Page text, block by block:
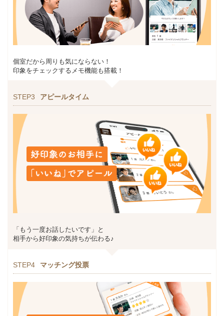
個室だから周りも気にならない！
印象をチェックするメモ機能も搭載！
STEP3 アピールタイム
「もう一度お話したいです」と
相手から好印象の気持ちが伝わる♪
STEP4 マッチング投票